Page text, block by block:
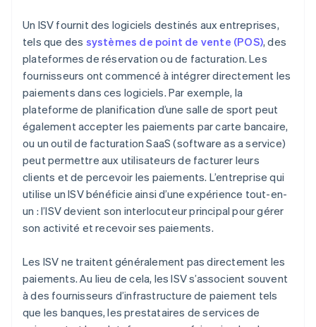
Un ISV fournit des logiciels destinés aux entreprises,
tels que des systèmes de point de vente (POS), des
plateformes de réservation ou de facturation. Les
fournisseurs ont commencé à intégrer directement les
paiements dans ces logiciels. Par exemple, la
plateforme de planification d’une salle de sport peut
également accepter les paiements par carte bancaire,
ou un outil de facturation SaaS (software as a service)
peut permettre aux utilisateurs de facturer leurs
clients et de percevoir les paiements. L’entreprise qui
utilise un ISV bénéficie ainsi d’une expérience tout-en-
un : l’ISV devient son interlocuteur principal pour gérer
son activité et recevoir ses paiements.
Les ISV ne traitent généralement pas directement les
paiements. Au lieu de cela, les ISV s’associent souvent
à des fournisseurs d’infrastructure de paiement tels
que les banques, les prestataires de services de